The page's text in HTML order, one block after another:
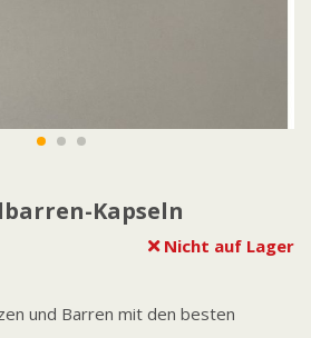
Kapseln
Nicht auf Lager
und Barren mit den besten